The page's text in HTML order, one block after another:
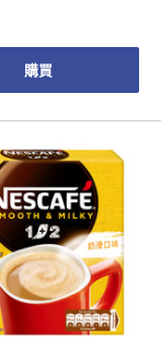
購買